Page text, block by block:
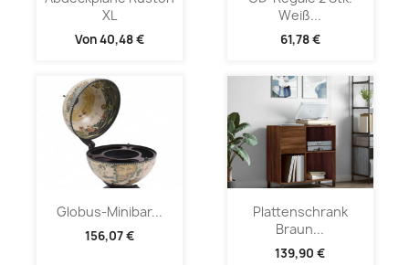
XL
Von40,48 €
Weiß...
61,78 €
Globus-Minibar...
156,07 €
Plattenschrank
Braun...
139,90 €